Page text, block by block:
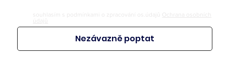
souhlasím s podmínkami o zpracování os.údajů
Ochrana osobních
údajů
Nezávazně poptat